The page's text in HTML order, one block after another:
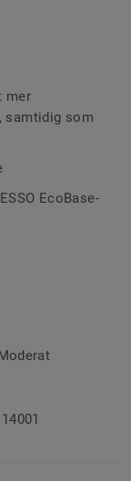
fiolett og
mer
samtidig som
EcoBase-